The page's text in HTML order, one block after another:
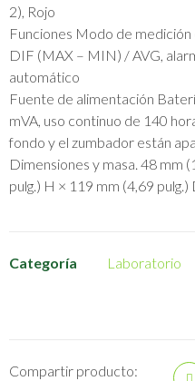
2), Rojo
Funciones Modo de
DIF (MAX – MIN) / AVG,
automático
Fuente de alimentación
mVA, uso continuo de 140
fondo y el zumbador están
Dimensiones y masa. 48 mm
pulg.) H × 119 mm (4,69 pulg.)
Categoría Laboratorio
Compartir producto: